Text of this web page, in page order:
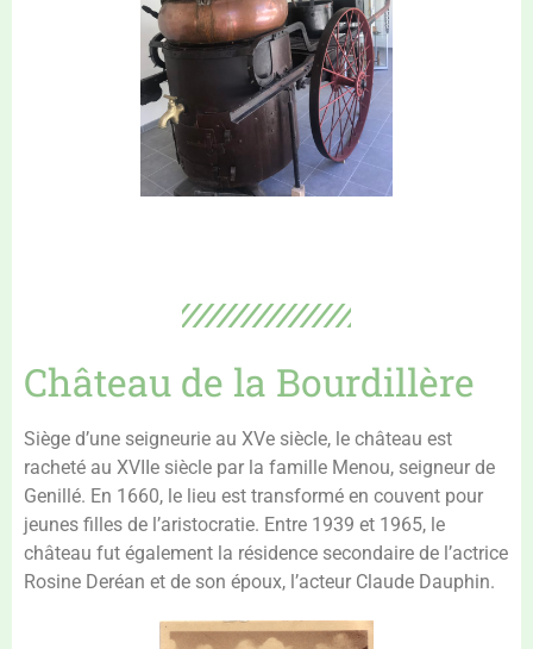
Château de la Bourdillère
Siège d’une seigneurie au XVe siècle, le château est
racheté au XVIIe siècle par la famille Menou, seigneur de
Genillé. En 1660, le lieu est transformé en couvent pour
jeunes filles de l’aristocratie. Entre 1939 et 1965, le
château fut également la résidence secondaire de l’actrice
Rosine Deréan et de son époux, l’acteur Claude Dauphin.